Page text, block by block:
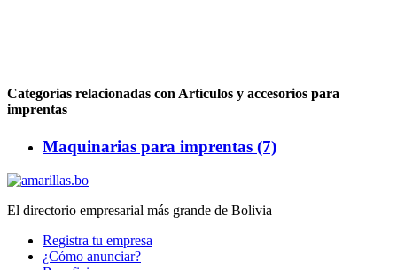
Categorias relacionadas con Artículos y accesorios para
imprentas
Maquinarias para imprentas (7)
El directorio empresarial más grande de Bolivia
Registra tu empresa
¿Cómo anunciar?